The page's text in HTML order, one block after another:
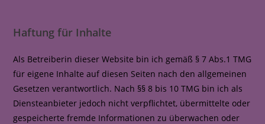
Haftung für Inhalte
Als Betreiberin dieser Website bin ich gemäß § 7 Abs.1 TMG
für eigene Inhalte auf diesen Seiten nach den allgemeinen
Gesetzen verantwortlich. Nach §§ 8 bis 10 TMG bin ich als
Diensteanbieter jedoch nicht verpflichtet, übermittelte oder
gespeicherte fremde Informationen zu überwachen oder